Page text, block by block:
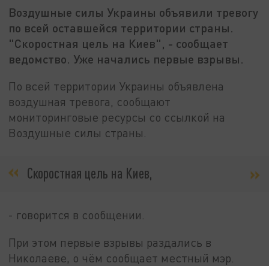
Воздушные силы Украины объявили тревогу
по всей оставшейся территории страны.
"Скоростная цель на Киев", - сообщает
ведомство. Уже начались первые взрывы.
По всей территории Украины объявлена
воздушная тревога, сообщают
мониторинговые ресурсы со ссылкой на
Воздушные силы страны.
Скоростная цель на Киев,
- говорится в сообщении.
При этом первые взрывы раздались в
Николаеве, о чём сообщает местный мэр.